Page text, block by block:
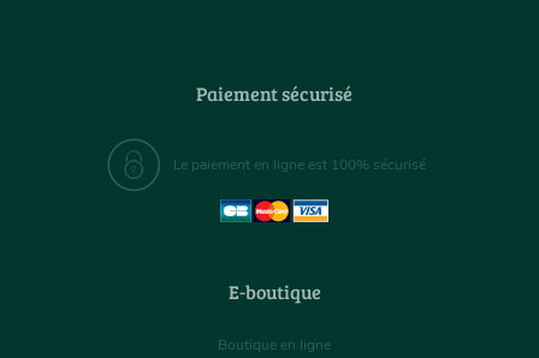
Paiement sécurisé
Le paiement en ligne est 100% sécurisé
E-boutique
Boutique en ligne